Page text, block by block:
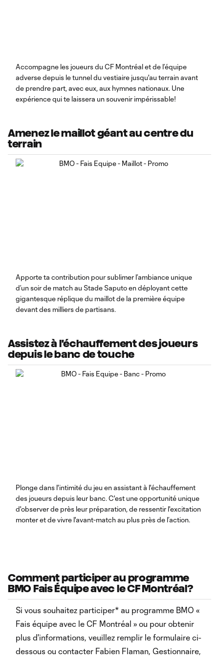
Accompagne les joueurs du CF Montréal et de l’équipe
adverse depuis le tunnel du vestiaire jusqu'au terrain avant
de prendre part, avec eux, aux hymnes nationaux. Une
expérience qui te laissera un souvenir impérissable!
Amenez le maillot géant au centre du
terrain
Apporte ta contribution pour sublimer l’ambiance unique
d’un soir de match au Stade Saputo en déployant cette
gigantesque réplique du maillot de la première équipe
devant des milliers de partisans.
Assistez à l'échauffement des joueurs
depuis le banc de touche
Plonge dans l'intimité du jeu en assistant à l'échauffement
des joueurs depuis leur banc. C'est une opportunité unique
d'observer de près leur préparation, de ressentir l'excitation
monter et de vivre l'avant-match au plus près de l’action.
Comment participer au programme
BMO Fais Équipe avec le CF Montréal?
Si vous souhaitez participer* au programme BMO «
Fais équipe avec le CF Montréal » ou pour obtenir
plus d'informations, veuillez remplir le formulaire ci-
dessous ou contacter Fabien Flaman, Gestionnaire,